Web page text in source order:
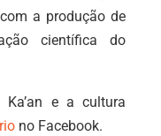
a produção de
científica do
Ka’an e a cultura
no Facebook.